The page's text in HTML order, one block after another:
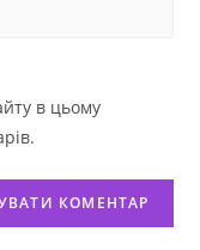
в цьому